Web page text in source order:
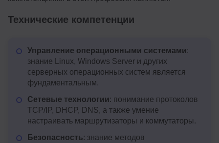
Технические компетенции
Управление операционными системами:
знание Linux, Windows Server и других
серверных операционных систем является
фундаментальным.
Сетевые технологии: понимание протоколов
TCP/IP, DHCP, DNS, а также умение
настраивать маршрутизаторы и коммутаторы.
Безопасность: знание методов